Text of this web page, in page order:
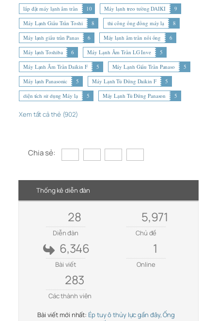
lắp đặt máy lạnh âm trần
10 Máy lạnh treo tường DAIKI
9
Máy Lạnh Giấu Trần Toshi
8 thi công ống đồng máy lạ
8
Máy lạnh giấu trần Panas
6 Máy lạnh âm trần nối ống
6
Máy lạnh Toshiba
6 Máy Lạnh Âm Trần LG Inve
5
Máy Lạnh Âm Trần Daikin F
5 Máy Lạnh Giấu Trần Panaso
5
Máy lạnh Panasonic
5 Máy Lạnh Tủ Đứng Daikin F
5
diện tích sử dụng Máy lạ
5 Máy Lạnh Tủ Đứng Panason 5
Xem tất cả thẻ (902)
Chia sẻ:
Thống kê diễn đàn
28
Diễn đàn
5,971
Chủ đề
6,346
Bài viết
1
Online
283
Các thành viên
Bài viết mới nhất: Ép tuy ô thủy lực gần đây, Ống